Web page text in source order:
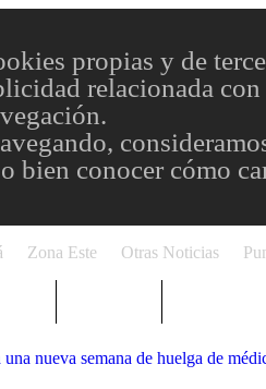
propias y de
relacionada
bien conocer cómo
Zona Este Otras Noticias
nueva semana de huelga de